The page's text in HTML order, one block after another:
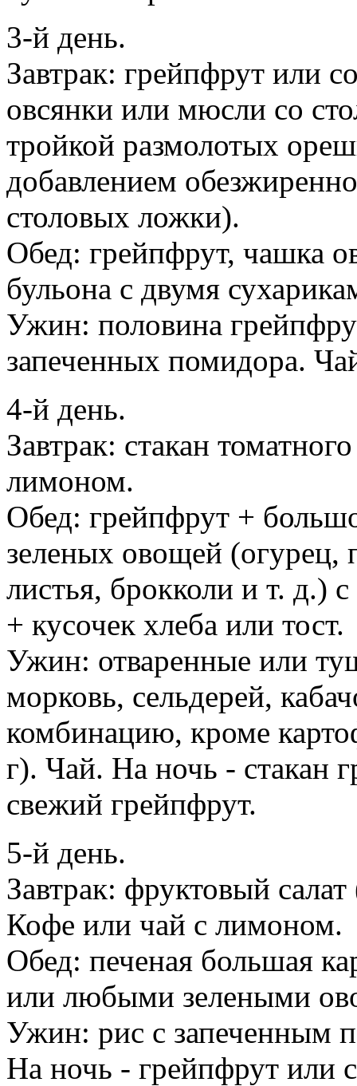
3-й день.
Завтрак: грейпфрут или
овсянки или мюсли со
тройкой размолотых
добавлением
столовых ложки).
Обед: грейпфрут, чашка
бульона с двумя
Ужин: половина
запеченных помидора.
4-й день.
Завтрак: стакан
лимоном.
Обед: грейпфрут +
зеленых овощей (огурец,
листья, брокколи и т. д.)
+ кусочек хлеба или тост.
Ужин: отваренные или
морковь, сельдерей,
комбинацию, кроме
г). Чай. На ночь - стакан
свежий грейпфрут.
5-й день.
Завтрак: фруктовый
Кофе или чай с лимоном.
Обед: печеная большая
или любыми зелеными
Ужин: рис с запеченным
На ночь - грейпфрут или